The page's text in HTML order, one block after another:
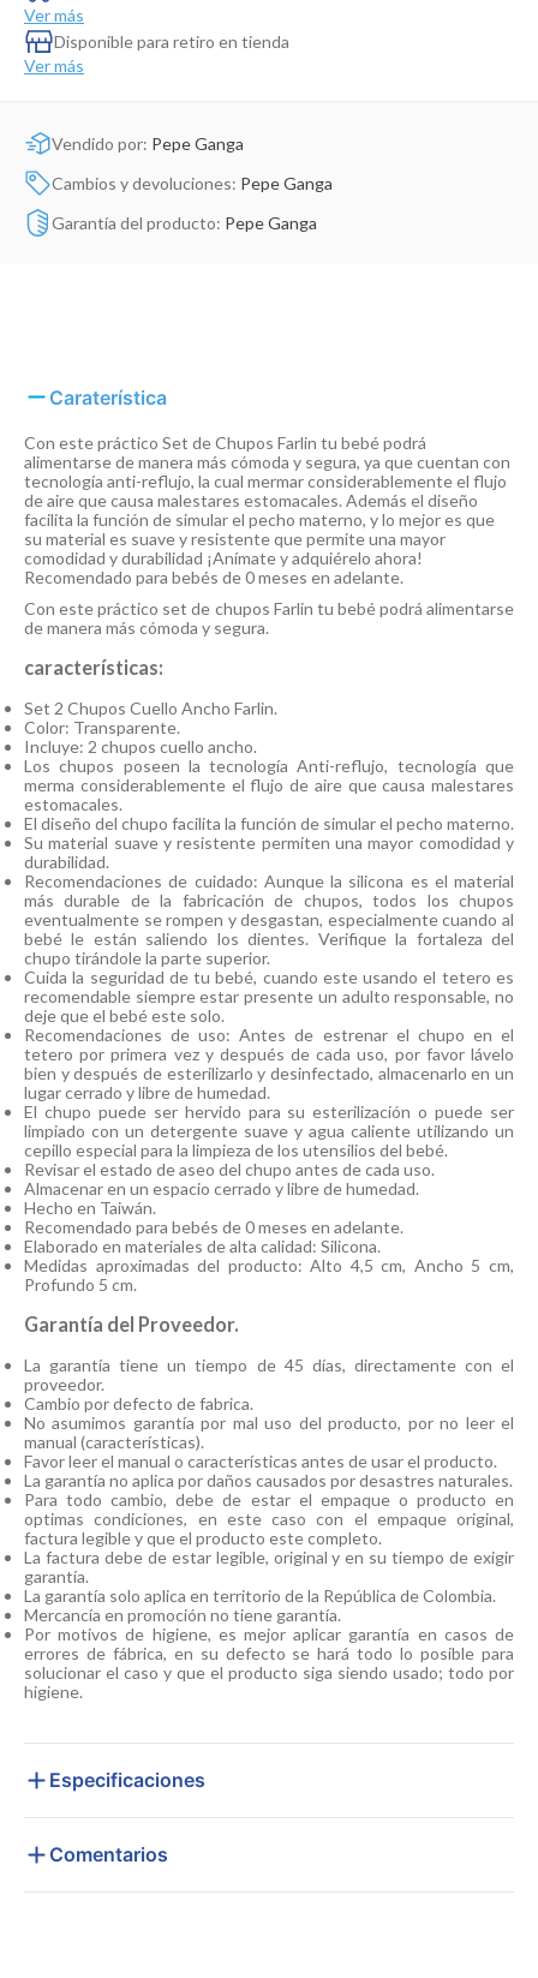
Ver más
Disponible para retiro en tienda
Ver más
Vendido por: Pepe Ganga
Cambios y devoluciones: Pepe Ganga
Garantía del producto: Pepe Ganga
Caraterística
Con este práctico Set de Chupos Farlin tu bebé podrá
alimentarse de manera más cómoda y segura, ya que cuentan con
tecnología anti-reflujo, la cual mermar considerablemente el flujo
de aire que causa malestares estomacales. Además el diseño
facilita la función de simular el pecho materno, y lo mejor es que
su material es suave y resistente que permite una mayor
comodidad y durabilidad ¡Anímate y adquiérelo ahora!
Recomendado para bebés de 0 meses en adelante.
Con este práctico set de chupos Farlin tu bebé podrá alimentarse
de manera más cómoda y segura.
características:
Set 2 Chupos Cuello Ancho Farlin.
Color: Transparente.
Incluye: 2 chupos cuello ancho.
Los chupos poseen la tecnología Anti-reflujo, tecnología que
merma considerablemente el flujo de aire que causa malestares
estomacales.
El diseño del chupo facilita la función de simular el pecho materno.
Su material suave y resistente permiten una mayor comodidad y
durabilidad.
Recomendaciones de cuidado: Aunque la silicona es el material
más durable de la fabricación de chupos, todos los chupos
eventualmente se rompen y desgastan, especialmente cuando al
bebé le están saliendo los dientes. Verifique la fortaleza del
chupo tirándole la parte superior.
Cuida la seguridad de tu bebé, cuando este usando el tetero es
recomendable siempre estar presente un adulto responsable, no
deje que el bebé este solo.
Recomendaciones de uso: Antes de estrenar el chupo en el
tetero por primera vez y después de cada uso, por favor lávelo
bien y después de esterilizarlo y desinfectado, almacenarlo en un
lugar cerrado y libre de humedad.
El chupo puede ser hervido para su esterilización o puede ser
limpiado con un detergente suave y agua caliente utilizando un
cepillo especial para la limpieza de los utensilios del bebé.
Revisar el estado de aseo del chupo antes de cada uso.
Almacenar en un espacio cerrado y libre de humedad.
Hecho en Taiwán.
Recomendado para bebés de 0 meses en adelante.
Elaborado en materiales de alta calidad: Silicona.
Medidas aproximadas del producto: Alto 4,5 cm, Ancho 5 cm,
Profundo 5 cm.
Garantía del Proveedor.
La garantía tiene un tiempo de 45 días, directamente con el
proveedor.
Cambio por defecto de fabrica.
No asumimos garantía por mal uso del producto, por no leer el
manual (características).
Favor leer el manual o características antes de usar el producto.
La garantía no aplica por daños causados por desastres naturales.
Para todo cambio, debe de estar el empaque o producto en
optimas condiciones, en este caso con el empaque original,
factura legible y que el producto este completo.
La factura debe de estar legible, original y en su tiempo de exigir
garantía.
La garantía solo aplica en territorio de la República de Colombia.
Mercancía en promoción no tiene garantía.
Por motivos de higiene, es mejor aplicar garantía en casos de
errores de fábrica, en su defecto se hará todo lo posible para
solucionar el caso y que el producto siga siendo usado; todo por
higiene.
Especificaciones
Comentarios
Dinosaurio Juguete